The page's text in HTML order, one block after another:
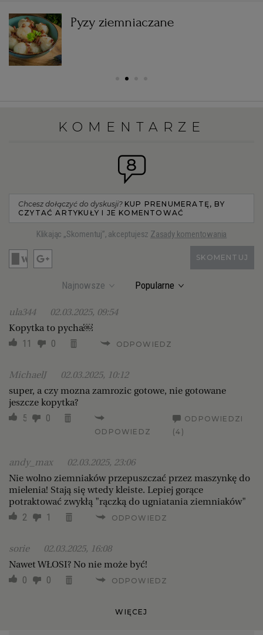
Pyzy ziemniaczane
KOMENTARZE
8
Chcesz dołączyć do dyskusji? KUP PRENUMERATĘ, BY
CZYTAĆ ARTYKUŁY I JE KOMENTOWAĆ
Klikając „Skomentuj”, akceptujesz Zasady komentowania
SKOMENTUJ
Najnowsze Popularne
ula344
02.03.2025, 09:54
Kopytka to pycha￼
11 0 ODPOWIEDZ
MichaelJ
02.03.2025, 10:12
super, a czy mozna zamrozic gotowe, nie gotowane
jeszcze kopytka?
5 0
ODPOWIEDZ
ODPOWIEDZI
(4)
andy_max
02.03.2025, 23:06
Nie wolno ziemniaków przepuszczać przez maszynkę do
mielenia! Stają się wtedy kleiste. Lepiej gorące
potraktować zwykłą "rączką do ugniatania ziemniaków"
2 1 ODPOWIEDZ
sorie
02.03.2025, 16:08
Nawet WŁOSI? No nie może być!
0 0 ODPOWIEDZ
WIĘCEJ